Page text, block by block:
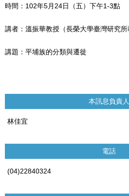
時間：102年5月24日（五）下午1-3點
講者：溫振華教授（長榮大學臺灣研究所
講題：平埔族的分類與遷徙
本訊息負責人
林佳宜
電話
(04)22840324